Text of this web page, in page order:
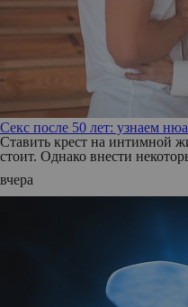
Секс после 50 лет: узнаем
Ставить крест на интимной
стоит. Однако внести
вчера